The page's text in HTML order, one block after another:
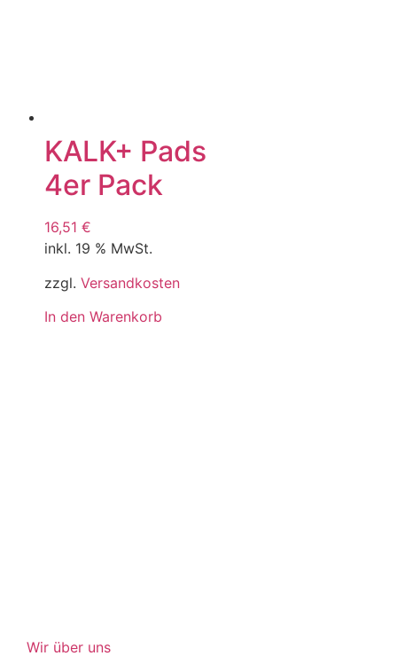
KALK+ Pads
4er Pack
16,51 €
inkl. 19 % MwSt.
zzgl. Versandkosten
In den Warenkorb
Wir über uns